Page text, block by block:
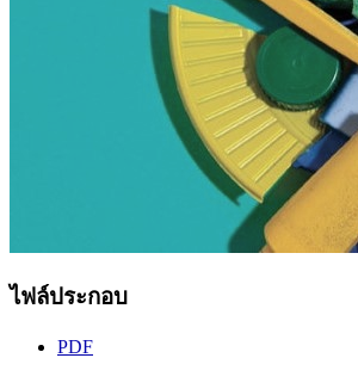
ไฟล์ประกอบ
PDF